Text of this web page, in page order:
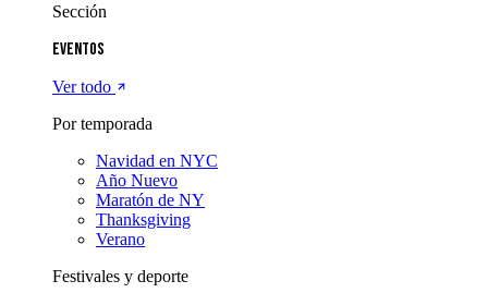
Sección
Eventos
Ver todo
Por temporada
Navidad en NYC
Año Nuevo
Maratón de NY
Thanksgiving
Verano
Festivales y deporte